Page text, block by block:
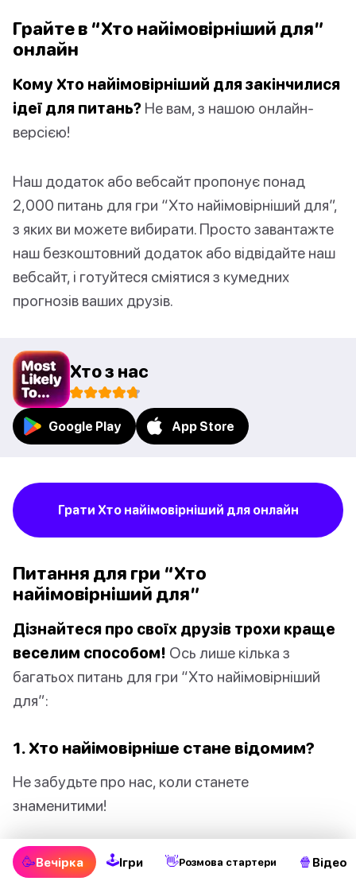
Грайте в “Хто найімовірніший для”
онлайн
Кому Хто найімовірніший для закінчилися
ідеї для питань? Не вам, з нашою онлайн-
версією!
Наш додаток або вебсайт пропонує понад
2,000 питань для гри “Хто найімовірніший для”,
з яких ви можете вибирати. Просто завантажте
наш безкоштовний додаток або відвідайте наш
вебсайт, і готуйтеся сміятися з кумедних
прогнозів ваших друзів.
Хто з нас
Google Play App Store
Грати Хто найімовірніший для онлайн
Питання для гри “Хто
найімовірніший для”
Дізнайтеся про своїх друзів трохи краще
веселим способом! Ось лише кілька з
багатьох питань для гри “Хто найімовірніший
для”:
1. Хто найімовірніше стане відомим?
Не забудьте про нас, коли станете
знаменитими!
2. Хто найімовірніше стане
мандрівником світу?
🥳Вечірка 🕹Ігри 👋Pозмова стартери 🍿 Відео